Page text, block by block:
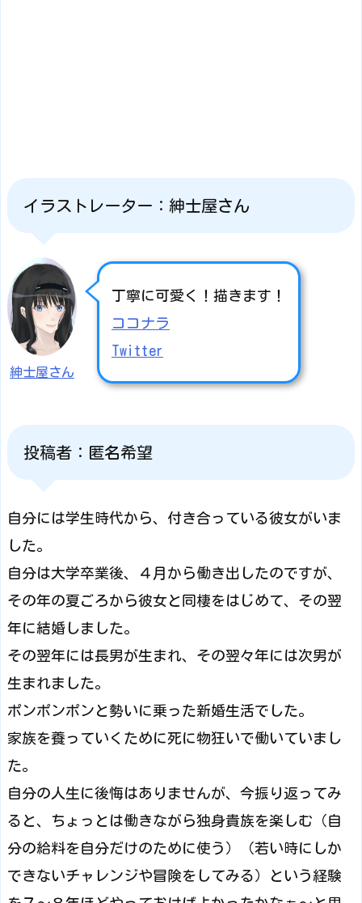
イラストレーター：紳士屋さん
紳士屋さん
丁寧に可愛く！描きます！
ココナラ
Twitter
投稿者：匿名希望
自分には学生時代から、付き合っている彼女がいま
した。
自分は大学卒業後、４月から働き出したのですが、
その年の夏ごろから彼女と同棲をはじめて、その翌
年に結婚しました。
その翌年には長男が生まれ、その翌々年には次男が
生まれました。
ポンポンポンと勢いに乗った新婚生活でした。
家族を養っていくために死に物狂いで働いていまし
た。
自分の人生に後悔はありませんが、今振り返ってみ
ると、ちょっとは働きながら独身貴族を楽しむ（自
分の給料を自分だけのために使う）（若い時にしか
できないチャレンジや冒険をしてみる）という経験